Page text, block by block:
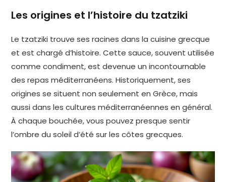
Les origines et l’histoire du tzatziki
Le tzatziki trouve ses racines dans la cuisine grecque
et est chargé d’histoire. Cette sauce, souvent utilisée
comme condiment, est devenue un incontournable
des repas méditerranéens. Historiquement, ses
origines se situent non seulement en Grèce, mais
aussi dans les cultures méditerranéennes en général.
À chaque bouchée, vous pouvez presque sentir
l’ombre du soleil d’été sur les côtes grecques.